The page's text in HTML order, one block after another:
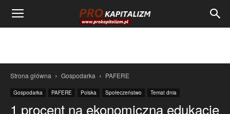
Strona główna Gospodarka PAFERE
Gospodarka PAFERE Polska Społeczeństwo Temat dnia
1 procent na ekonomiczną edukację